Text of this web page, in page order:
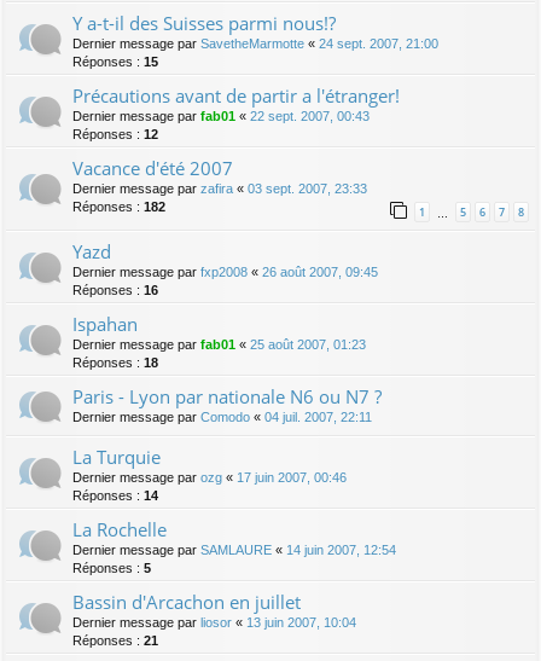
Y a-t-il des Suisses parmi nous!?
Dernier message par SavetheMarmotte « 24 sept. 2007, 21:00
Réponses : 15
Précautions avant de partir a l'étranger!
Dernier message par fab01 « 22 sept. 2007, 00:43
Réponses : 12
Vacance d'été 2007
Dernier message par zafira « 03 sept. 2007, 23:33
Réponses : 182 1 … 5 6 7 8
Yazd
Dernier message par fxp2008 « 26 août 2007, 09:45
Réponses : 16
Ispahan
Dernier message par fab01 « 25 août 2007, 01:23
Réponses : 18
Paris - Lyon par nationale N6 ou N7 ?
Dernier message par Comodo « 04 juil. 2007, 22:11
La Turquie
Dernier message par ozg « 17 juin 2007, 00:46
Réponses : 14
La Rochelle
Dernier message par SAMLAURE « 14 juin 2007, 12:54
Réponses : 5
Bassin d'Arcachon en juillet
Dernier message par liosor « 13 juin 2007, 10:04
Réponses : 21